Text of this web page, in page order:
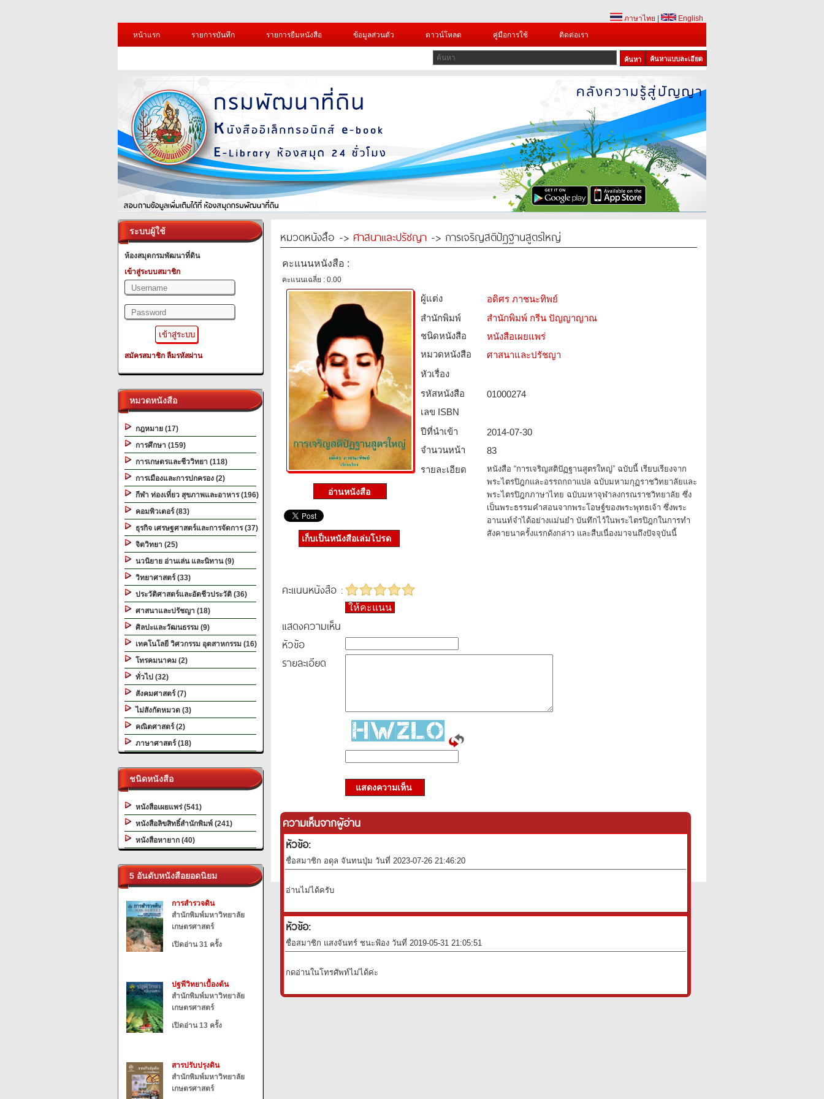
ภาษาไทย
English
หน้าแรก
รายการบันทึก รายการยืมหนังสือ ข้อมูลส่วนตัว ดาวน์โหลด คู่มือการใช้ ติดต่อเรา
ค้นหาแบบละเอียด
1 2 3
ระบบผู้ใช้
ห้องสมุดกรมพัฒนาที่ดิน
เข้าสู่ระบบสมาชิก
สมัครสมาชิก ลืมรหัสผ่าน
หมวดหนังสือ
กฎหมาย (17)
การศึกษา (159)
การเกษตรและชีววิทยา (118)
การเมืองและการปกครอง (2)
กีฬา ท่องเที่ยว สุขภาพและอาหาร (196)
คอมพิวเตอร์ (83)
ธุรกิจ เศรษฐศาสตร์และการจัดการ (37)
จิตวิทยา (25)
นวนิยาย อ่านเล่น และนิทาน (9)
วิทยาศาสตร์ (33)
ประวัติศาสตร์และอัตชีวประวัติ (36)
ศาสนาและปรัชญา (18)
ศิลปะและวัฒนธรรม (9)
เทคโนโลยี วิศวกรรม อุตสาหกรรม (16)
โทรคมนาคม (2)
ทั่วไป (32)
สังคมศาสตร์ (7)
ไม่สังกัดหมวด (3)
คณิตศาสตร์ (2)
ภาษาศาสตร์ (18)
ชนิดหนังสือ
หนังสือเผยแพร่ (541)
หนังสือลิขสิทธิ์สำนักพิมพ์ (241)
หนังสือหายาก (40)
5 อันดับหนังสือยอดนิยม
การสำรวจดิน
สำนักพิมพ์มหาวิทยาลัย
เกษตรศาสตร์
เปิดอ่าน 31 ครั้ง
ปฐพีวิทยาเบื้องต้น
สำนักพิมพ์มหาวิทยาลัย
เกษตรศาสตร์
เปิดอ่าน 13 ครั้ง
สารปรับปรุงดิน
สำนักพิมพ์มหาวิทยาลัย
เกษตรศาสตร์
หมวดหนังสือ -> ศาสนาและปรัชญา -> การเจริญสติปัฎฐานสูตรใหญ่
คะแนนหนังสือ :
คะแนนเฉลี่ย : 0.00
ผู้แต่ง
อดิศร ภาชนะทิพย์
สำนักพิมพ์
สำนักพิมพ์ กรีน ปัญญาญาณ
ชนิดหนังสือ­
หนังสือเผยแพร่
หมวดหนังสือ­
ศาสนาและปรัชญา
หัวเรื่อง
รหัสหนังสือ­
01000274
เลข ISBN
ปีที่นำเข้า
2014-07-30
จำนวนหน้า
83
รายละเอียด
หนังสือ “การเจริญสติปัฏฐานสูตรใหญ่” ฉบับนี้ เรียบเรียงจาก
พระไตรปิฎกและอรรถกถาแปล ฉบับมหามกุฏราชวิทยาลัยและ
พระไตรปิฎกภาษาไทย ฉบับมหาจุฬาลงกรณราชวิทยาลัย ซึ่ง
เป็นพระธรรมคำสอนจากพระโอษฐ์ของพระพุทธเจ้า ซึ่งพระ
อานนท์จำได้อย่างแม่นยำ บันทึกไว้ในพระไตรปิฎกในการทำ
สังคายนาครั้งแรกดังกล่าว และสืบเนื่องมาจนถึงปัจจุบันนี้
เก็บเป็นหนังสือเล่มโปรด
คะแนนหนังสือ :
ให้คะแนน
แสดงความเห็น
หัวข้อ
รายละเอียด
แสดงความเห็น
ความเห็นจากผู้อ่าน
หัวข้อ:
ชื่อสมาชิก อดุล จันทนปุ่ม วันที่ 2023-07-26 21:46:20
อ่านไม่ได้ครับ
หัวข้อ:
ชื่อสมาชิก แสงจันทร์ ชนะฟ้อง วันที่ 2019-05-31 21:05:51
กดอ่านในโทรศัพท์ไม่ได้ค่ะ